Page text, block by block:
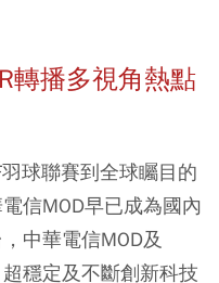
播多視角熱點
球聯賽到全球矚目的
信MOD早已成為國內
中華電信MOD及
穩定及不斷創新科技